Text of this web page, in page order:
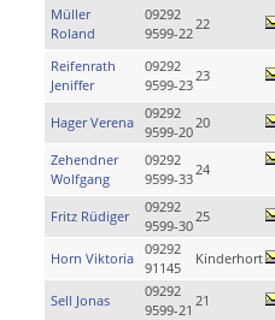
Müller
Roland
09292
9599-22
22
Reifenrath
Jeniffer
09292
9599-23
23
Hager Verena
09292
9599-20
20
Zehendner
Wolfgang
09292
9599-33
24
Fritz Rüdiger
09292
9599-30
25
Horn Viktoria
09292
91145
Kinderhort
Sell Jonas
09292
9599-21
21